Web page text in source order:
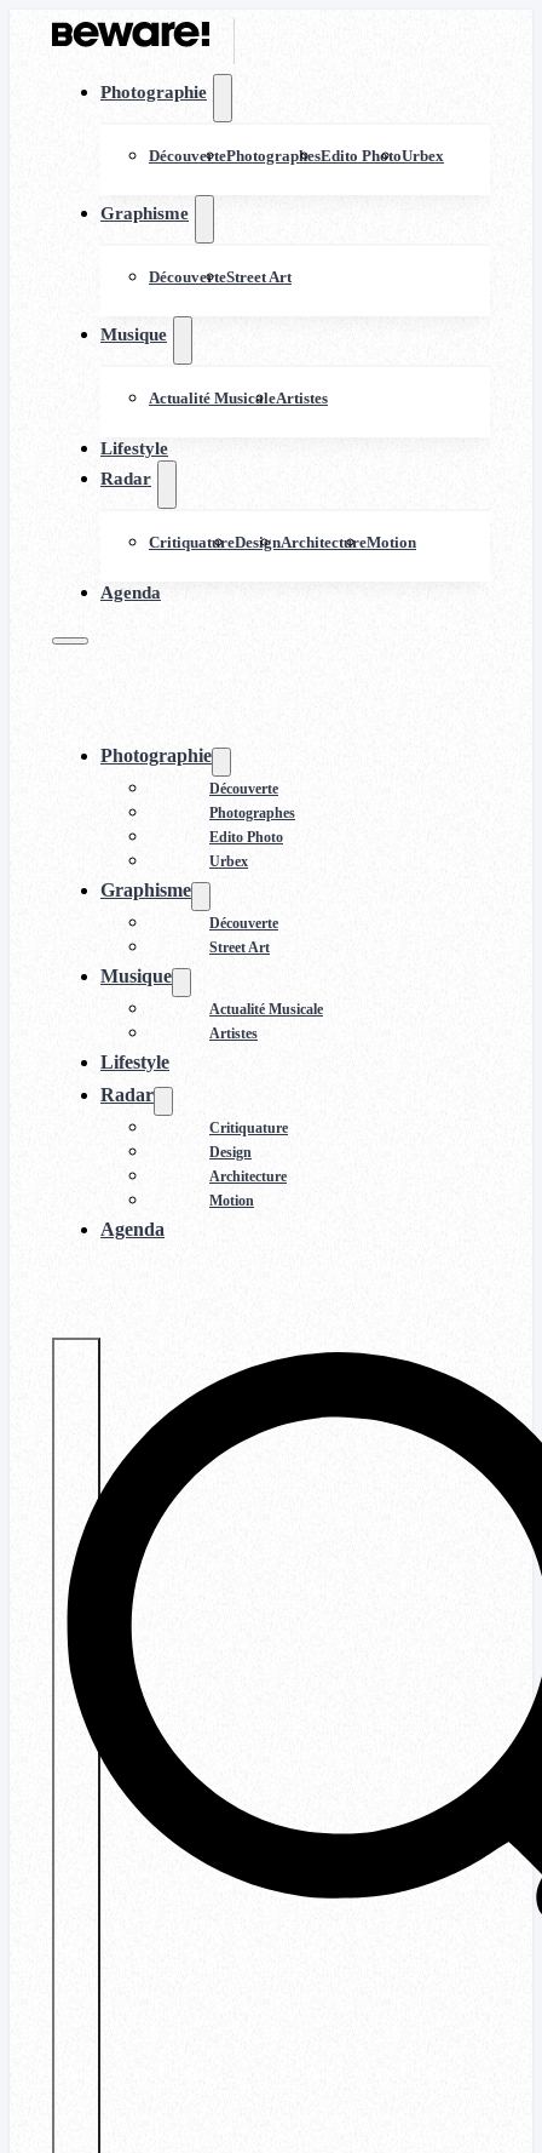
Photographie
DécouvertePhotographesEdito PhotoUrbex
Graphisme
DécouverteStreet Art
Musique
Actualité MusicaleArtistes
Lifestyle
Radar
CritiquatureDesignArchitectureMotion
Agenda
Photographie
Découverte
Photographes
Edito Photo
Urbex
Graphisme
Découverte
Street Art
Musique
Actualité Musicale
Artistes
Lifestyle
Radar
Critiquature
Design
Architecture
Motion
Agenda